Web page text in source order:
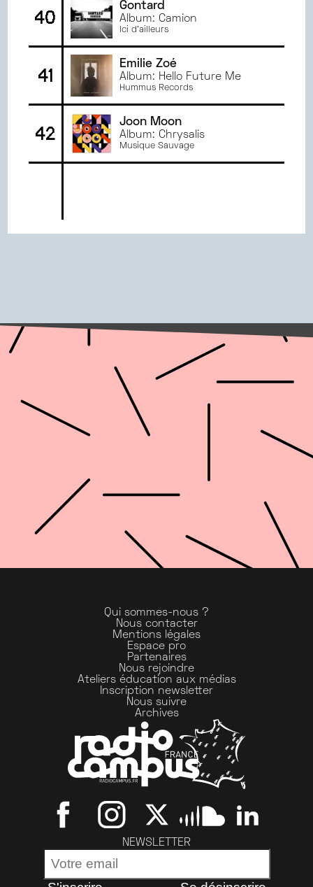
40
Gontard
Album: Camion
Ici d'ailleurs
41
Emilie Zoé
Album: Hello Future Me
Hummus Records
42
Joon Moon
Album: Chrysalis
Musique Sauvage
Qui sommes-nous ?
Nous contacter
Mentions légales
Espace pro
Partenaires
Nous rejoindre
Ateliers éducation aux médias
Inscription newsletter
Nous suivre
Archives
NEWSLETTER